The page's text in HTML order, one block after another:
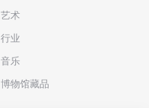
艺术
行业
音乐
博物馆藏品